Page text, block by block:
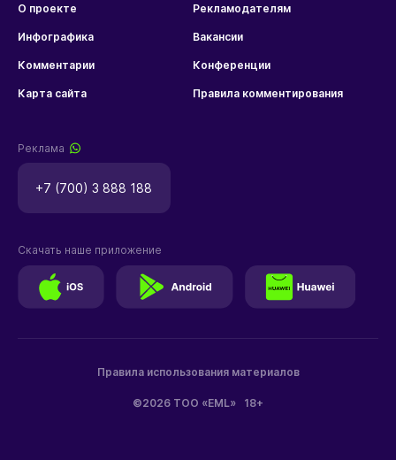
О проекте Рекламодателям
Инфографика Вакансии
Комментарии Конференции
Карта сайта Правила комментирования
Реклама
+7 (700) 3 888 188
©2026 ТОО «EML» 18+
Правила использования материалов
Скачать наше приложение